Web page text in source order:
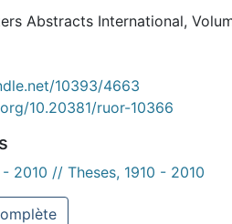
Abstracts International,
10393/4663
10.20381/ruor-10366
- 2010 // Theses, 1910 - 2010